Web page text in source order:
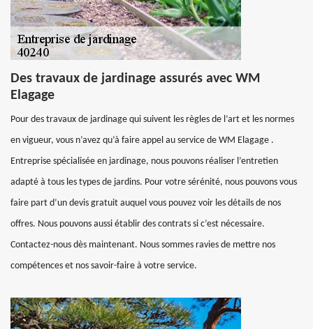
Des travaux de jardinage assurés avec WM
Elagage
Pour des travaux de jardinage qui suivent les règles de l’art et les normes
en vigueur, vous n’avez qu’à faire appel au service de WM Elagage .
Entreprise spécialisée en jardinage, nous pouvons réaliser l’entretien
adapté à tous les types de jardins. Pour votre sérénité, nous pouvons vous
faire part d’un devis gratuit auquel vous pouvez voir les détails de nos
offres. Nous pouvons aussi établir des contrats si c’est nécessaire.
Contactez-nous dès maintenant. Nous sommes ravies de mettre nos
compétences et nos savoir-faire à votre service.